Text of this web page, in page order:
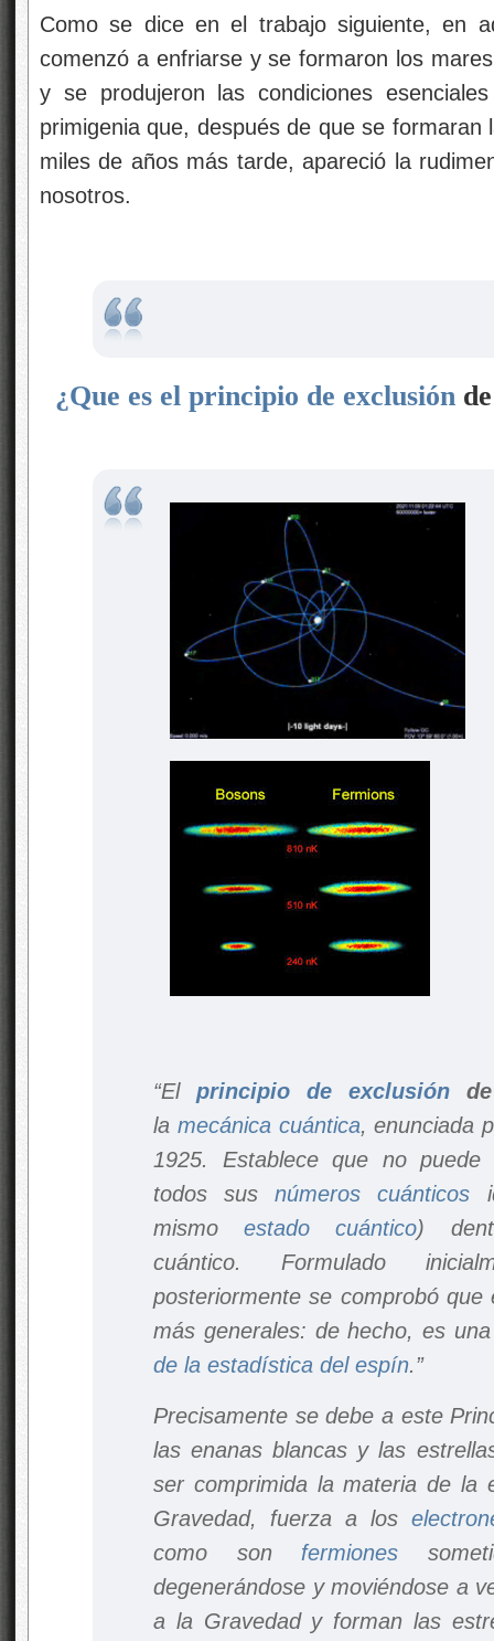
Como se dice en el trabajo siguiente, en
comenzó a enfriarse y se formaron los
y se produjeron las condiciones
primigenia que, después de que se
miles de años más tarde, apareció la
nosotros.
¿Que es el principio de exclusión
“El principio de exclusión
la mecánica cuántica, enunciada
1925. Establece que no
todos susnúmeros cuánticos
mismoestado cuántico)
cuántico. Formulado
posteriormente se comprobó
más generales: de hecho, es
de la estadística del espín.”
Precisamente se debe a este
las enanas blancas y las
ser comprimida la materia de la
Gravedad, fuerza a los
como son fermiones
degenerándose y moviéndose a
a la Gravedad y forman las